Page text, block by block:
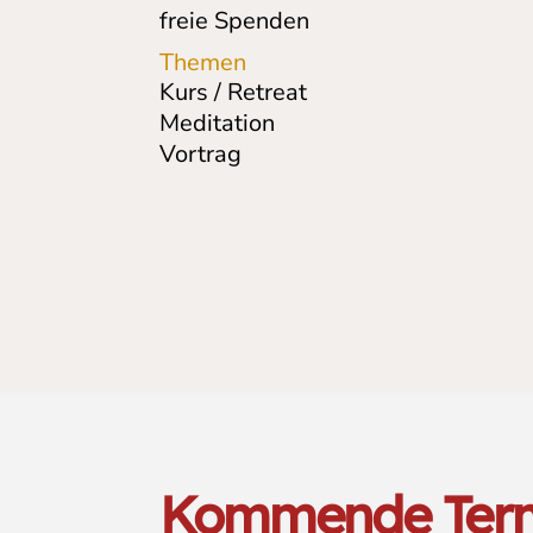
freie Spenden
Themen
Kurs / Retreat
Meditation
Vortrag
Kommende